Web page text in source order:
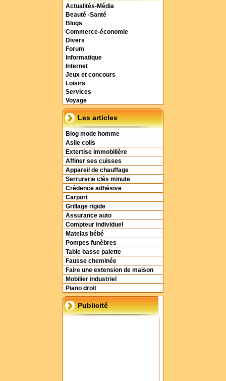
Actualités-Média
Beauté -Santé
Blogs
Commerce-économie
Divers
Forum
Informatique
Internet
Jeux et concours
Loisirs
Services
Voyage
Les articles
Blog mode homme
Asile colis
Extertise immobilière
Affiner ses cuisses
Appareil de chauffage
Serrurerie clés minute
Crédence adhésive
Carport
Grillage rigide
Assurance auto
Compteur individuel
Matelas bébé
Pompes funèbres
Table basse palette
Fausse cheminée
Faire une extension de maison
Mobilier industriel
Piano droit
Publicité